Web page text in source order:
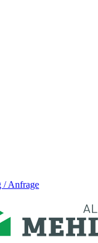
/ Anfrage